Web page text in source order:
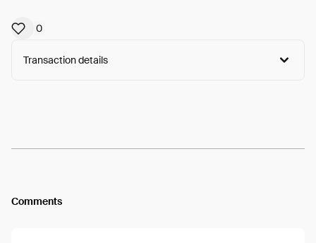
0
Transaction details
Comments